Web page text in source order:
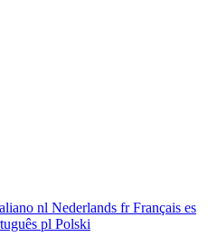
nl Nederlands frFrançais es
pl Polski